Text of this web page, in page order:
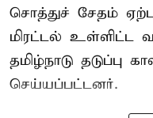
சொத்துச் சேதம்
மிரட்டல் உள்ளிட்ட
தமிழ்நாடு தடுப்பு
செய்யப்பட்டனர்.